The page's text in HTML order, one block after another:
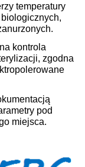
temperatury
kontrola
zgodna
pod
miejsca.